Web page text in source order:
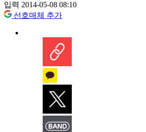
입력 2014-05-08 08:10
선호매체 추가